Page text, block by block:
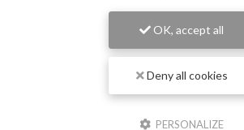
OK, accept all
Deny all cookies
PERSONALIZE